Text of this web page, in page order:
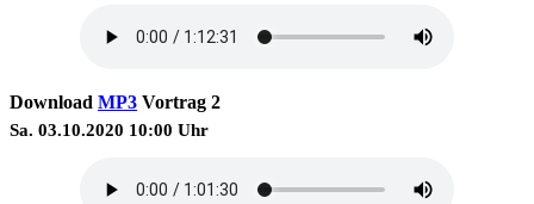
Download MP3 Vortrag 2
Sa. 03.10.2020 10:00 Uhr